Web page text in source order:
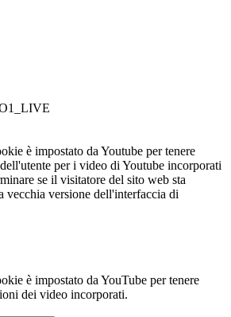
è impostato da Youtube per tenere
per i video di Youtube incorporati
se il visitatore del sito web sta
vecchia versione dell'interfaccia di
è impostato da YouTube per tenere
dei video incorporati.